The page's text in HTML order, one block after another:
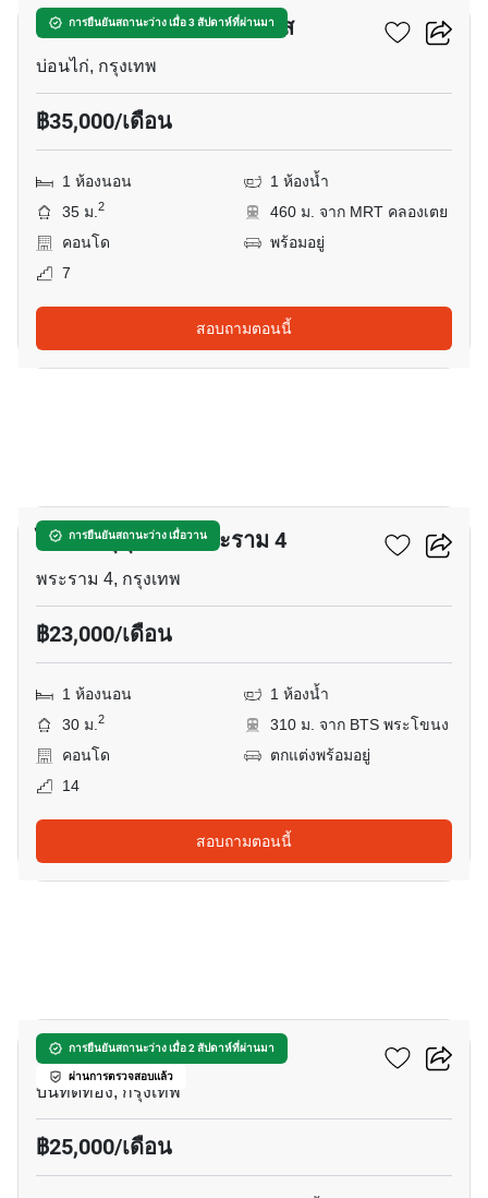
การยืนยันสถานะว่าง เมื่อ 3 สัปดาห์ที่ผ่านมา
เดอะ คราวน์ เรสซิเดนท์เซส
บ่อนไก่, กรุงเทพ
฿35,000/เดือน
1 ห้องนอน
1 ห้องน้ำ
35 ม.2
460 ม. จาก MRT คลองเตย
คอนโด
พร้อมอยู่
7
สอบถามตอนนี้
การยืนยันสถานะว่าง เมื่อวาน
ไอดีโอ สุขุมวิท - พระราม 4
พระราม 4, กรุงเทพ
฿23,000/เดือน
1 ห้องนอน
1 ห้องน้ำ
30 ม.2
310 ม. จาก BTS พระโขนง
คอนโด
ตกแต่งพร้อมอยู่
14
สอบถามตอนนี้
การยืนยันสถานะว่าง เมื่อ 2 สัปดาห์ที่ผ่านมา
ผ่านการตรวจสอบแล้ว
เดอะ รูม พระราม 4
บันทัดทอง, กรุงเทพ
฿25,000/เดือน